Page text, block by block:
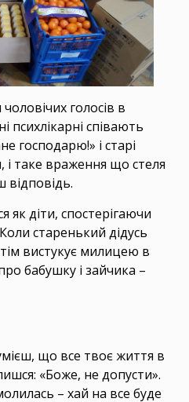
голосів в
психлікарні співають
господарю!» і старі
і таке враження що стеля
як діти, спостерігаючи
старенький дідусь
вистукує милицею в
бабушку і зайчика –
що все твоє життя в
«Боже, не допусти».
– хай на все буде